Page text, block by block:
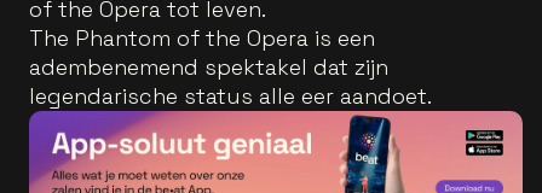
of the Opera tot leven.
The Phantom of the Opera is een
adembenemend spektakel dat zijn
legendarische status alle eer aandoet.